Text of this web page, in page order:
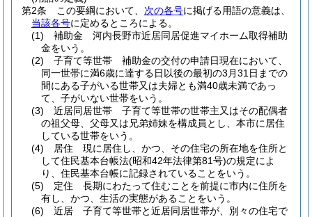
第2条
この要綱において、 次の各号に掲げる用語の意義は、
当該各号に定めるところによる。
(1)
補助金 河内長野市近居同居促進マイホーム取得補助
金をいう。
(2)
子育て等世帯 補助金の交付の申請日現在において、
同一世帯に満6歳に達する日以後の最初の3月31日までの
間にある子がいる世帯又は夫婦とも満40歳未満であっ
て、子がいない世帯をいう。
(3)
近居同居世帯 子育て等世帯の世帯主又はその配偶者
の祖父母、父母又は兄弟姉妹を構成員とし、本市に居住
している世帯をいう。
(4)
居住 現に居住し、かつ、その住宅の所在地を住所と
して住民基本台帳法(昭和42年法律第81号)の規定によ
り、住民基本台帳に記録されていることをいう。
(5)
定住 長期にわたって住むことを前提に市内に住所を
有し、かつ、生活の実態があることをいう。
(6)
近居 子育て等世帯と近居同居世帯が、別々の住宅で